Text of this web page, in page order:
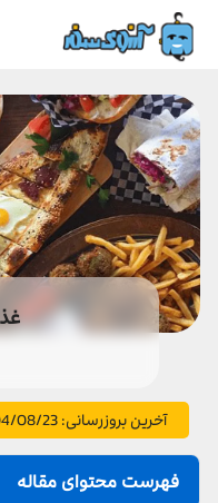
آخرین بروزرسانی:08/23
فهرست محتوای مقاله